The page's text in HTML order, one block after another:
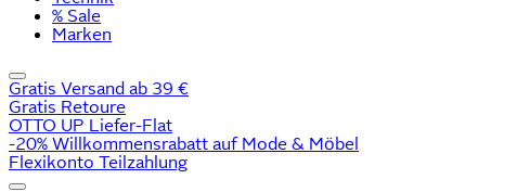
% Sale
Marken
Gratis Versand ab 39 €
Gratis Retoure
OTTO UP Liefer-Flat
-20% Willkommensrabatt auf Mode & Möbel
Flexikonto Teilzahlung